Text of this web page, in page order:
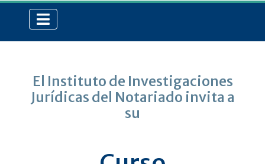
El Instituto de Investigaciones
Jurídicas del Notariado invita a
su